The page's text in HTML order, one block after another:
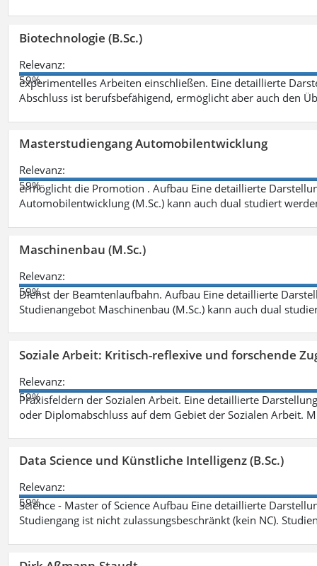
Biotechnologie (B.Sc.)
Relevanz:
59%
experimentelles Arbeiten einschließen. Eine detaillierte
Abschluss ist berufsbefähigend, ermöglicht aber auch den
Masterstudiengang Automobilentwicklung
Relevanz:
59%
ermöglicht die Promotion . Aufbau Eine detaillierte
Automobilentwicklung (M.Sc.) kann auch dual studiert
Maschinenbau (M.Sc.)
Relevanz:
59%
Dienst der Beamtenlaufbahn. Aufbau Eine detaillierte
Studienangebot Maschinenbau (M.Sc.) kann auch dual
Soziale Arbeit: Kritisch-reflexive und forschende
Relevanz:
59%
Praxisfeldern der Sozialen Arbeit. Eine detaillierte
oder Diplomabschluss auf dem Gebiet der Sozialen Arbeit.
Data Science und Künstliche Intelligenz (B.Sc.)
Relevanz:
59%
Science - Master of Science Aufbau Eine detaillierte
Studiengang ist nicht zulassungsbeschränkt (kein NC).